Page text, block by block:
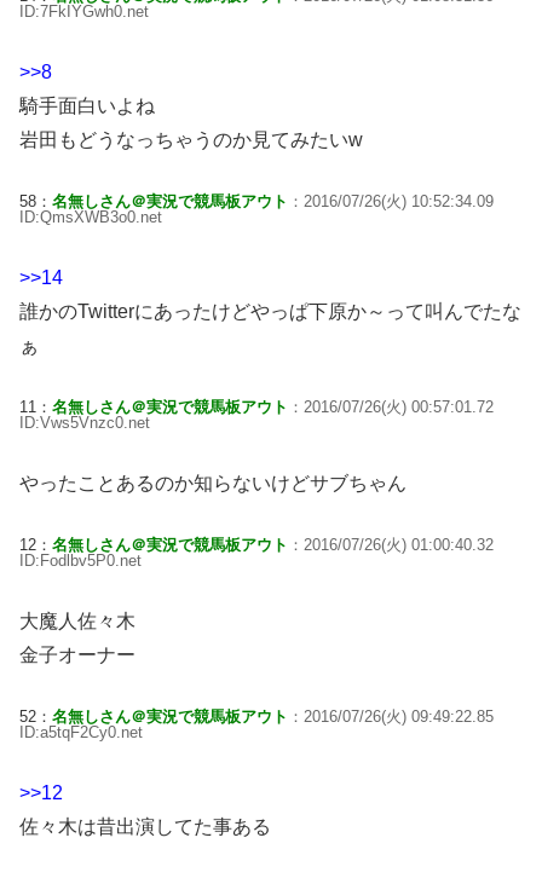
ID:7FkIYGwh0.net
>>8
騎手面白いよね
岩田もどうなっちゃうのか見てみたいw
58： 名無しさん＠実況で競馬板アウト ：2016/07/26(火) 10:52:34.09
ID:QmsXWB3o0.net
>>14
誰かのTwitterにあったけどやっぱ下原か～って叫んでたな
ぁ
11： 名無しさん＠実況で競馬板アウト ：2016/07/26(火) 00:57:01.72
ID:Vws5Vnzc0.net
やったことあるのか知らないけどサブちゃん
12： 名無しさん＠実況で競馬板アウト ：2016/07/26(火) 01:00:40.32
ID:Fodlbv5P0.net
大魔人佐々木
金子オーナー
52： 名無しさん＠実況で競馬板アウト ：2016/07/26(火) 09:49:22.85
ID:a5tqF2Cy0.net
>>12
佐々木は昔出演してた事ある